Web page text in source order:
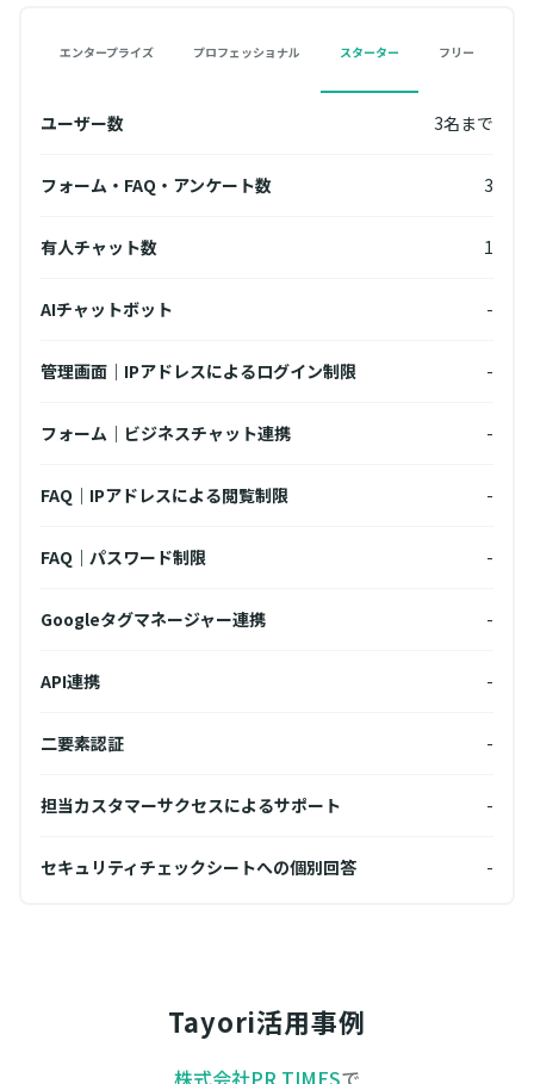
エンタープライズ プロフェッショナル スターター フリー
ユーザー数 3名まで
フォーム・FAQ・アンケート数 3
有人チャット数 1
AIチャットボット -
管理画面｜IPアドレスによるログイン制限 -
フォーム｜ビジネスチャット連携 -
FAQ｜IPアドレスによる閲覧制限 -
FAQ｜パスワード制限 -
Googleタグマネージャー連携 -
API連携 -
二要素認証 -
担当カスタマーサクセスによるサポート -
セキュリティチェックシートへの個別回答 -
Tayori活用事例
株式会社PR TIMESで